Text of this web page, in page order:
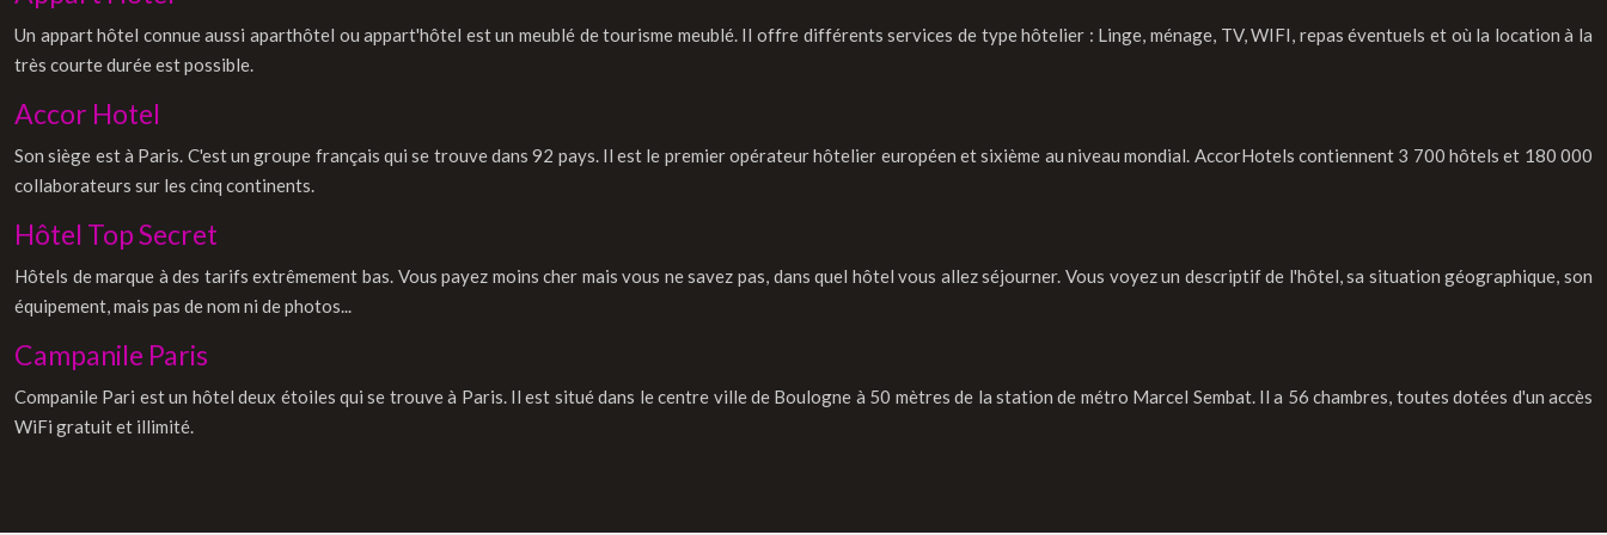
Un appart hôtel connue aussi aparthôtel ou appart'hôtel est un meublé de tourisme meublé. Il offre différents services de type hôtelier : Linge, ménage, TV, WIFI, repas éventuels et où la location à la
très courte durée est possible.
Accor Hotel
Son siège est à Paris. C'est un groupe français qui se trouve dans 92 pays. Il est le premier opérateur hôtelier européen et sixième au niveau mondial. AccorHotels contiennent 3 700 hôtels et 180 000
collaborateurs sur les cinq continents.
Hôtel Top Secret
Hôtels de marque à des tarifs extrêmement bas. Vous payez moins cher mais vous ne savez pas, dans quel hôtel vous allez séjourner. Vous voyez un descriptif de l'hôtel, sa situation géographique, son
équipement, mais pas de nom ni de photos...
Campanile Paris
Companile Pari est un hôtel deux étoiles qui se trouve à Paris. Il est situé dans le centre ville de Boulogne à 50 mètres de la station de métro Marcel Sembat. Il a 56 chambres, toutes dotées d'un accès
WiFi gratuit et illimité.